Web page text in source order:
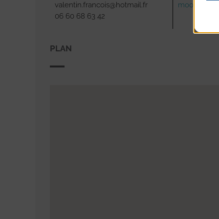
valentin.francois@hotmail.fr
06 60 68 63 42
PLAN